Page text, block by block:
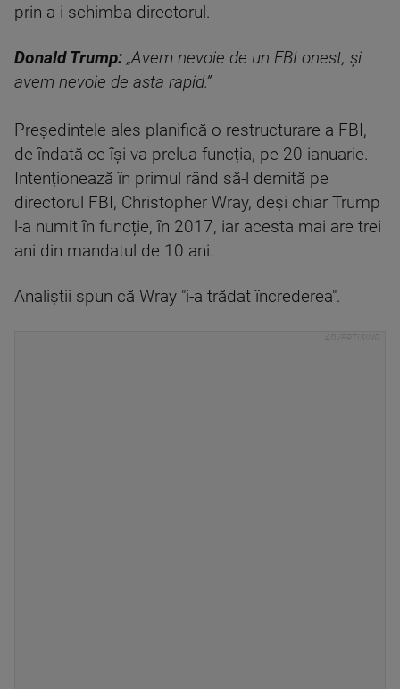
prin a-i schimba directorul.
Donald Trump: „Avem nevoie de un FBI onest, și
avem nevoie de asta rapid.”
Președintele ales planifică o restructurare a FBI,
de îndată ce își va prelua funcția, pe 20 ianuarie.
Intenționează în primul rând să-l demită pe
directorul FBI, Christopher Wray, deși chiar Trump
l-a numit în funcție, în 2017, iar acesta mai are trei
ani din mandatul de 10 ani.
Analiștii spun că Wray "i-a trădat încrederea".